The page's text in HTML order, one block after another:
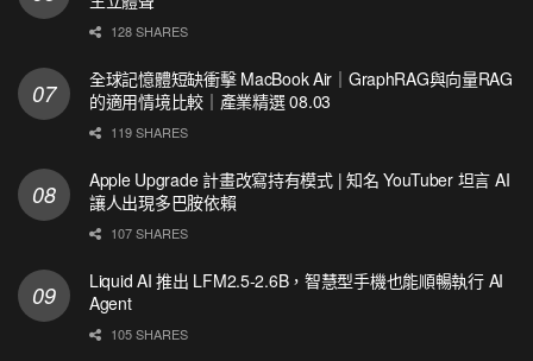
128 SHARES
全球記憶體短缺衝擊 MacBook Air｜GraphRAG與向量RAG
的適用情境比較｜產業精選 08.03
119 SHARES
Apple Upgrade 計畫改寫持有模式 | 知名 YouTuber 坦言 AI
讓人出現多巴胺依賴
107 SHARES
Liquid AI 推出 LFM2.5-2.6B，智慧型手機也能順暢執行 AI
Agent
105 SHARES